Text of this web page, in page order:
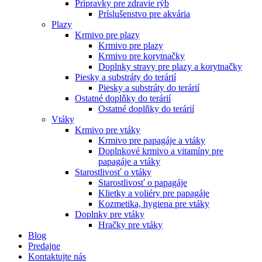
Prípravky pre zdravie rýb
Príslušenstvo pre akvária
Plazy
Krmivo pre plazy
Krmivo pre plazy
Krmivo pre korytnačky
Doplnky stravy pre plazy a korytnačky
Piesky a substráty do terárií
Piesky a substráty do terárií
Ostatné doplňky do terárií
Ostatné doplňky do terárií
Vtáky
Krmivo pre vtáky
Krmivo pre papagáje a vtáky
Doplnkové krmivo a vitamíny pre
papagáje a vtáky
Starostlivosť o vtáky
Starostlivosť o papagáje
Klietky a voliéry pre papagáje
Kozmetika, hygiena pre vtáky
Doplnky pre vtáky
Hračky pre vtáky
Blog
Predajne
Kontaktujte nás